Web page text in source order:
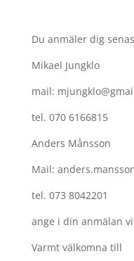
Du anmäler dig
Mikael Jungklo
mail:
tel. 070 6166815
Anders Månsson
Mail:
tel. 073 8042201
ange i din anmälan
Varmt välkomna till